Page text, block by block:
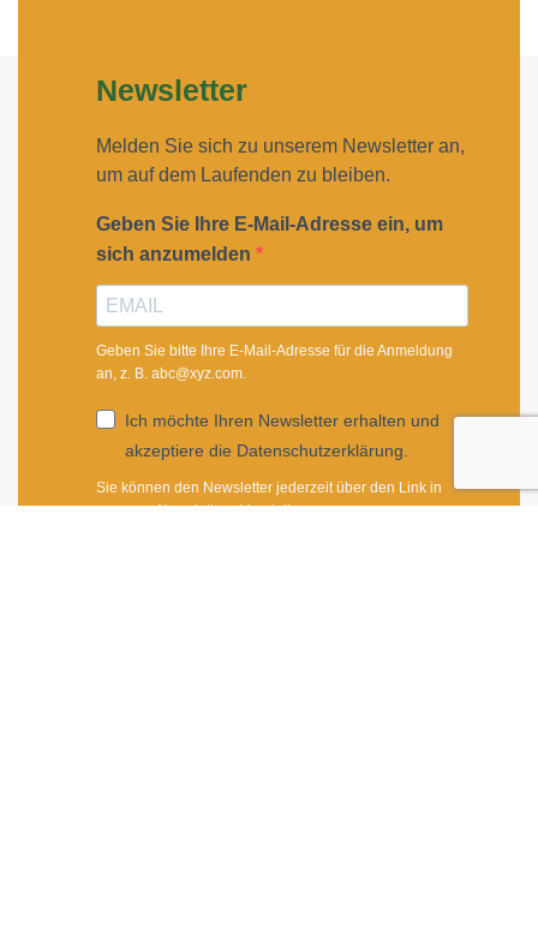
Newsletter
Melden Sie sich zu unserem Newsletter an,
um auf dem Laufenden zu bleiben.
Geben Sie Ihre E-Mail-Adresse ein, um
sich anzumelden
Geben Sie bitte Ihre E-Mail-Adresse für die Anmeldung
an, z. B. abc@xyz.com.
Ich möchte Ihren Newsletter erhalten und
akzeptiere die Datenschutzerklärung.
Sie können den Newsletter jederzeit über den Link in
unserem Newsletter abbestellen.